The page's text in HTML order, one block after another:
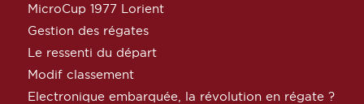
MicroCup 1977 Lorient
Gestion des régates
Le ressenti du départ
Modif classement
Electronique embarquée, la révolution en régate ?